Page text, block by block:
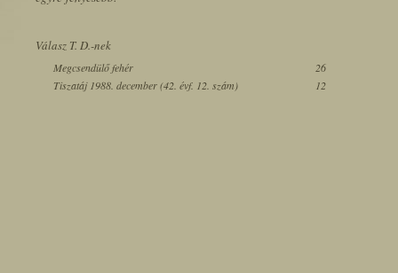
Válasz T. D.-nek
Megcsendülő fehér
26
Tiszatáj 1988. december (42. évf. 12. szám)
12